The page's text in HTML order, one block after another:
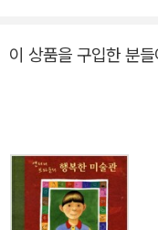
어떤 일이 생길까요? <
을 느끼게 될 것입니다. 나의 말과 행동이 다른 사람에게 끼치는 영향
<공룡아, 놀자!>는 참 독특한 구
동하는 것에 따라, 그림
이 상품을 구입한 분